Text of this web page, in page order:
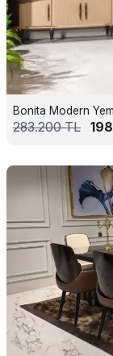
Bonita Modern
283.200TL